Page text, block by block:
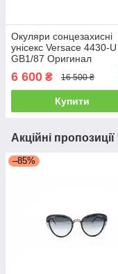
Окуляри сонцезахисні
унісекс Versace 4430-U
GB1/87 Оригинал
6 600 ₴ 16 500 ₴
Купити
Акційні
–85%